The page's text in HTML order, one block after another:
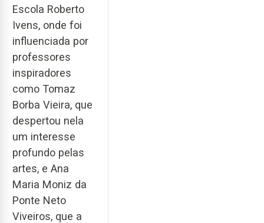
Escola Roberto
Ivens, onde foi
influenciada por
professores
inspiradores
como Tomaz
Borba Vieira, que
despertou nela
um interesse
profundo pelas
artes, e Ana
Maria Moniz da
Ponte Neto
Viveiros, que a